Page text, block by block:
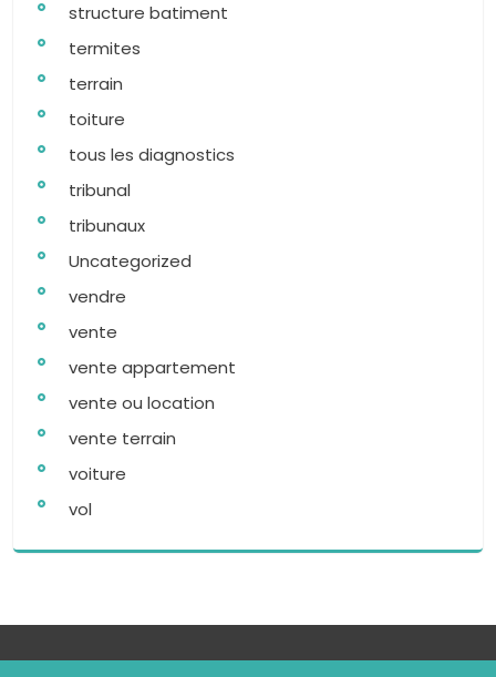
structure batiment
termites
terrain
toiture
tous les diagnostics
tribunal
tribunaux
Uncategorized
vendre
vente
vente appartement
vente ou location
vente terrain
voiture
vol